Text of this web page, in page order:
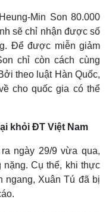
Min Son 80.000
sẽ chỉ nhận được số
Để được miễn giảm
chỉ còn cách cùng
theo luật Hàn Quốc,
cho quốc gia có thể
khỏi ĐT Việt Nam
ngày 29/9 vừa qua,
Cụ thể, khi thực
ngang, Xuân Tú đã bị